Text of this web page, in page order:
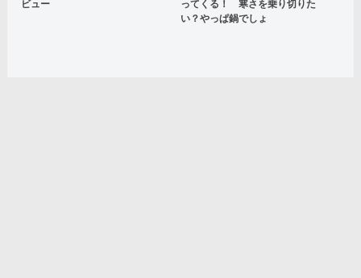
ビュー
ってくる！ 寒さを乗り切りた
い？やっぱ鍋でしょ